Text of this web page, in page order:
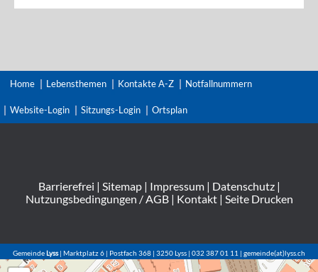
Home Lebensthemen Kontakte A-Z Notfallnummern
Website-Login Sitzungs-Login Ortsplan
Barrierefrei | Sitemap| Impressum| Datenschutz|
Nutzungsbedingungen / AGB| Kontakt| Seite Drucken
GemeindeLyss| Marktplatz 6 | Postfach 368 | 3250 Lyss | 032 387 01 11 | gemeinde(at)lyss.ch